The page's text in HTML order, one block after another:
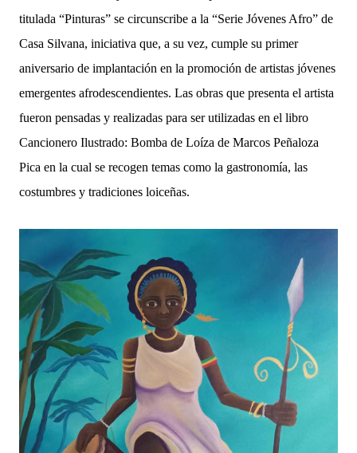
titulada “Pinturas” se circunscribe a la “Serie Jóvenes Afro” de
Casa Silvana, iniciativa que, a su vez, cumple su primer
aniversario de implantación en la promoción de artistas jóvenes
emergentes afrodescendientes. Las obras que presenta el artista
fueron pensadas y realizadas para ser utilizadas en el libro
Cancionero Ilustrado: Bomba de Loíza de Marcos Peñaloza
Pica en la cual se recogen temas como la gastronomía, las
costumbres y tradiciones loiceñas.